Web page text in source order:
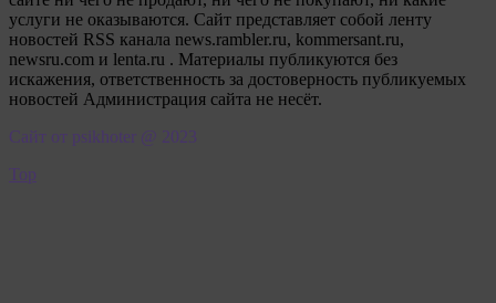
услуги не оказываются. Сайт представляет собой ленту
новостей RSS канала news.rambler.ru, kommersant.ru,
newsru.com и lenta.ru . Материалы публикуются без
искажения, ответственность за достоверность публикуемых
новостей Администрация сайта не несёт.
Сайт от psikhoter @ 2023
Top